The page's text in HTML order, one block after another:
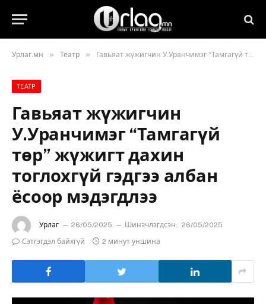
Урлаг.мн » Театр » Гавьяат жүжигчин У.Уранчимэг “Тамгагүй төр” жүжигт дахин тоглохгүй гэдгээ албан ёсоор мэдэгдлээ
ТЕАТР
Гавьяат жүжигчин
У.Уранчимэг “Тамгагүй
төр” жүжигт дахин
тоглохгүй гэдгээ албан
ёсоор мэдэгдлээ
Урлаг 26/05/2025 Шинэчлэгдсэн: 26/05/2025
Сэтгэгдэл байхгүй
2 минут уншина